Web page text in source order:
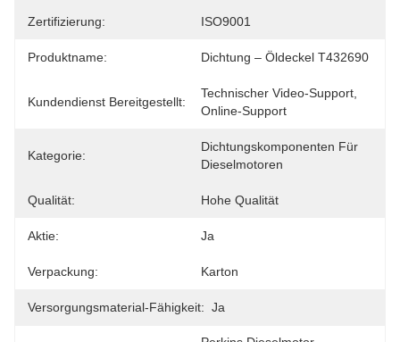
Zertifizierung: ISO9001
Produktname: Dichtung – Öldeckel T432690
Kundendienst Bereitgestellt:
Technischer Video-Support,
Online-Support
Kategorie:
Dichtungskomponenten Für
Dieselmotoren
Qualität: Hohe Qualität
Aktie: Ja
Verpackung: Karton
Versorgungsmaterial-Fähigkeit: Ja